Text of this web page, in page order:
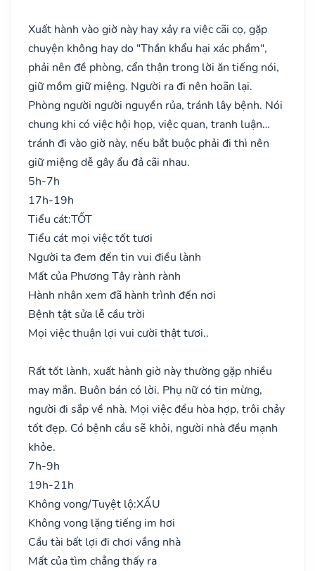
Xuất hành vào giờ này hay xảy ra việc cãi cọ, gặp
chuyện không hay do "Thần khẩu hại xác phầm",
phải nên đề phòng, cẩn thận trong lời ăn tiếng nói,
giữ mồm giữ miệng. Người ra đi nên hoãn lại.
Phòng người người nguyền rủa, tránh lây bệnh. Nói
chung khi có việc hội họp, việc quan, tranh luận…
tránh đi vào giờ này, nếu bắt buộc phải đi thì nên
giữ miệng dễ gây ẩu đả cãi nhau.
5h-7h
17h-19h
Tiểu cát:TỐT
Tiểu cát mọi việc tốt tươi
Người ta đem đến tin vui điều lành
Mất của Phương Tây rành rành
Hành nhân xem đã hành trình đến nơi
Bệnh tật sửa lễ cầu trời
Mọi việc thuận lợi vui cười thật tươi..
Rất tốt lành, xuất hành giờ này thường gặp nhiều
may mắn. Buôn bán có lời. Phụ nữ có tin mừng,
người đi sắp về nhà. Mọi việc đều hòa hợp, trôi chảy
tốt đẹp. Có bệnh cầu sẽ khỏi, người nhà đều mạnh
khỏe.
7h-9h
19h-21h
Không vong/Tuyệt lộ:XẤU
Không vong lặng tiếng im hơi
Cầu tài bất lợi đi chơi vắng nhà
Mất của tìm chẳng thấy ra